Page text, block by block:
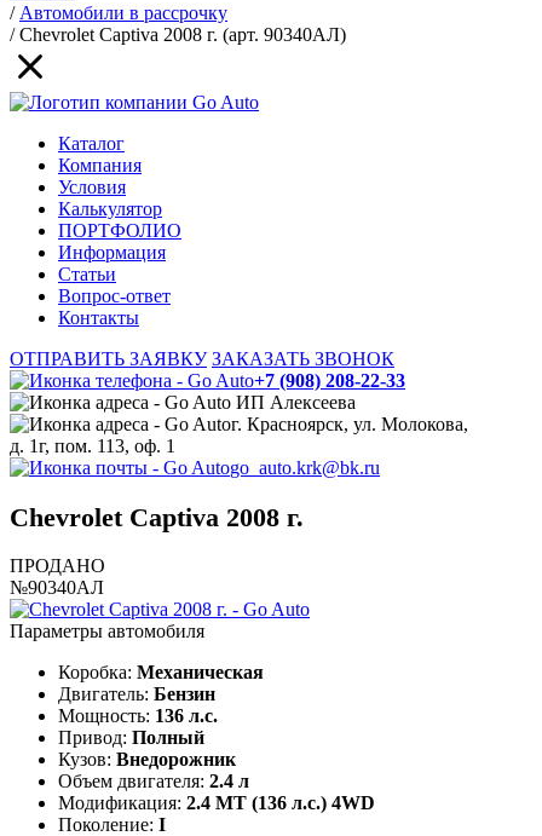
/Автомобили в рассрочку
/Chevrolet Captiva 2008 г. (арт. 90340АЛ)
Каталог
Компания
Условия
Калькулятор
ПОРТФОЛИО
Информация
Статьи
Вопрос-ответ
Контакты
ОТПРАВИТЬ ЗАЯВКУ ЗАКАЗАТЬ ЗВОНОК
+7 (908) 208-22-33
ИП Алексеева
г. Красноярск, ул. Молокова,
д. 1г, пом. 113, оф. 1
go_auto.krk@bk.ru
Chevrolet Captiva 2008 г.
ПРОДАНО
№90340АЛ
Параметры автомобиля
Коробка: Механическая
Двигатель: Бензин
Мощность: 136 л.с.
Привод: Полный
Кузов: Внедорожник
Объем двигателя: 2.4 л
Модификация: 2.4 MT (136 л.с.) 4WD
Поколение: I